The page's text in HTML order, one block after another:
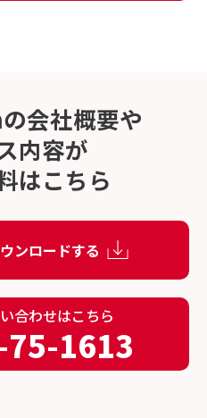
会社概要や
内容が
はこちら
ンロードする
合わせはこちら
1613